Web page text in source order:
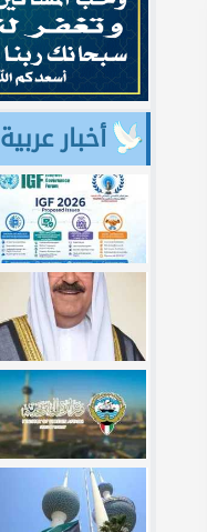
أخبار عربية